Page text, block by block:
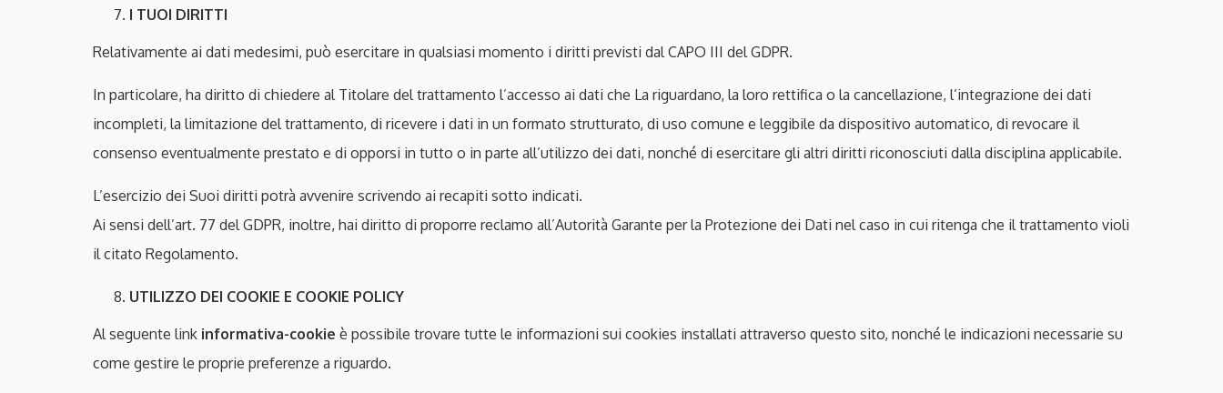
I TUOI DIRITTI
Relativamente ai dati medesimi, può esercitare in qualsiasi momento i diritti previsti dal CAPO III del GDPR.
In particolare, ha diritto di chiedere al Titolare del trattamento l’accesso ai dati che La riguardano, la loro rettifica o la cancellazione, l’integrazione dei dati
incompleti, la limitazione del trattamento, di ricevere i dati in un formato strutturato, di uso comune e leggibile da dispositivo automatico, di revocare il
consenso eventualmente prestato e di opporsi in tutto o in parte all’utilizzo dei dati, nonché di esercitare gli altri diritti riconosciuti dalla disciplina applicabile.
L’esercizio dei Suoi diritti potrà avvenire scrivendo ai recapiti sotto indicati.
Ai sensi dell’art. 77 del GDPR, inoltre, hai diritto di proporre reclamo all’Autorità Garante per la Protezione dei Dati nel caso in cui ritenga che il trattamento violi
il citato Regolamento.
UTILIZZO DEI COOKIE E COOKIE POLICY
Al seguente link informativa-cookie è possibile trovare tutte le informazioni sui cookies installati attraverso questo sito, nonché le indicazioni necessarie su
come gestire le proprie preferenze a riguardo.